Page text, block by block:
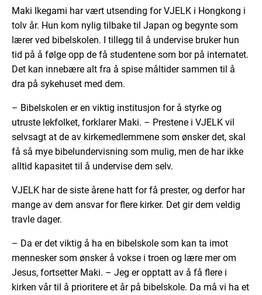
Maki Ikegami har vært utsending for VJELK i Hongkong i
tolv år. Hun kom nylig tilbake til Japan og begynte som
lærer ved bibelskolen. I tillegg til å undervise bruker hun
tid på å følge opp de få studentene som bor på internatet.
Det kan innebære alt fra å spise måltider sammen til å
dra på sykehuset med dem.
– Bibelskolen er en viktig institusjon for å styrke og
utruste lekfolket, forklarer Maki. – Prestene i VJELK vil
selvsagt at de av kirkemedlemmene som ønsker det, skal
få så mye bibelundervisning som mulig, men de har ikke
alltid kapasitet til å undervise dem selv.
VJELK har de siste årene hatt for få prester, og derfor har
mange av dem ansvar for flere kirker. Det gir dem veldig
travle dager.
– Da er det viktig å ha en bibelskole som kan ta imot
mennesker som ønsker å vokse i troen og lære mer om
Jesus, fortsetter Maki. – Jeg er opptatt av å få flere i
kirken vår til å prioritere et år på bibelskole. Da må vi ha et